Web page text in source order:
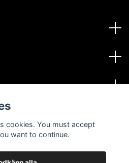
cookies. You must accept
want to continue.